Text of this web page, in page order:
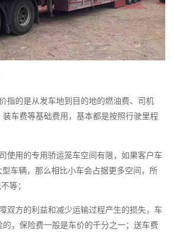
的是从发车地到目的地的燃油费、司机
车费等基础费用，基本都是按照行驶里程
用的专用骄运笼车空间有限，如果客户车
型车辆，那么相比小车会占据更多空间，所
等；
方的利益和减少运输过程产生的损失，车
，保险费一般是车价的千分之一；送车费